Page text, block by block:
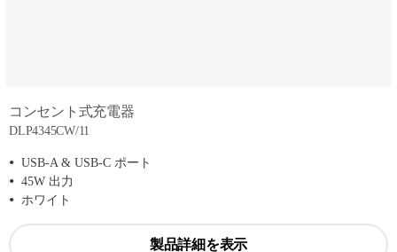
コンセント式充電器
DLP4345CW/11
USB-A & USB-C ポート
45W 出力
ホワイト
製品詳細を表示